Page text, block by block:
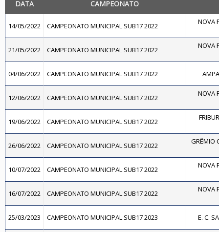
DATA CAMPEONATO
14/05/2022 CAMPEONATO MUNICIPAL SUB17 2022 NOVA
21/05/2022 CAMPEONATO MUNICIPAL SUB17 2022 NOVA
04/06/2022 CAMPEONATO MUNICIPAL SUB17 2022
12/06/2022 CAMPEONATO MUNICIPAL SUB17 2022 NOVA
19/06/2022 CAMPEONATO MUNICIPAL SUB17 2022
26/06/2022 CAMPEONATO MUNICIPAL SUB17 2022 GRÊMIO
10/07/2022 CAMPEONATO MUNICIPAL SUB17 2022 NOVA
16/07/2022 CAMPEONATO MUNICIPAL SUB17 2022 NOVA
25/03/2023 CAMPEONATO MUNICIPAL SUB17 2023 E. C.